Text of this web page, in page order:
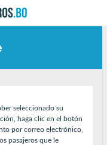
seleccionado su
haga clic en el botón
por correo electrónico,
pasajeros que le